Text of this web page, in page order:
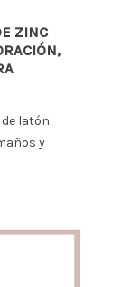
ZINC
latón.
y